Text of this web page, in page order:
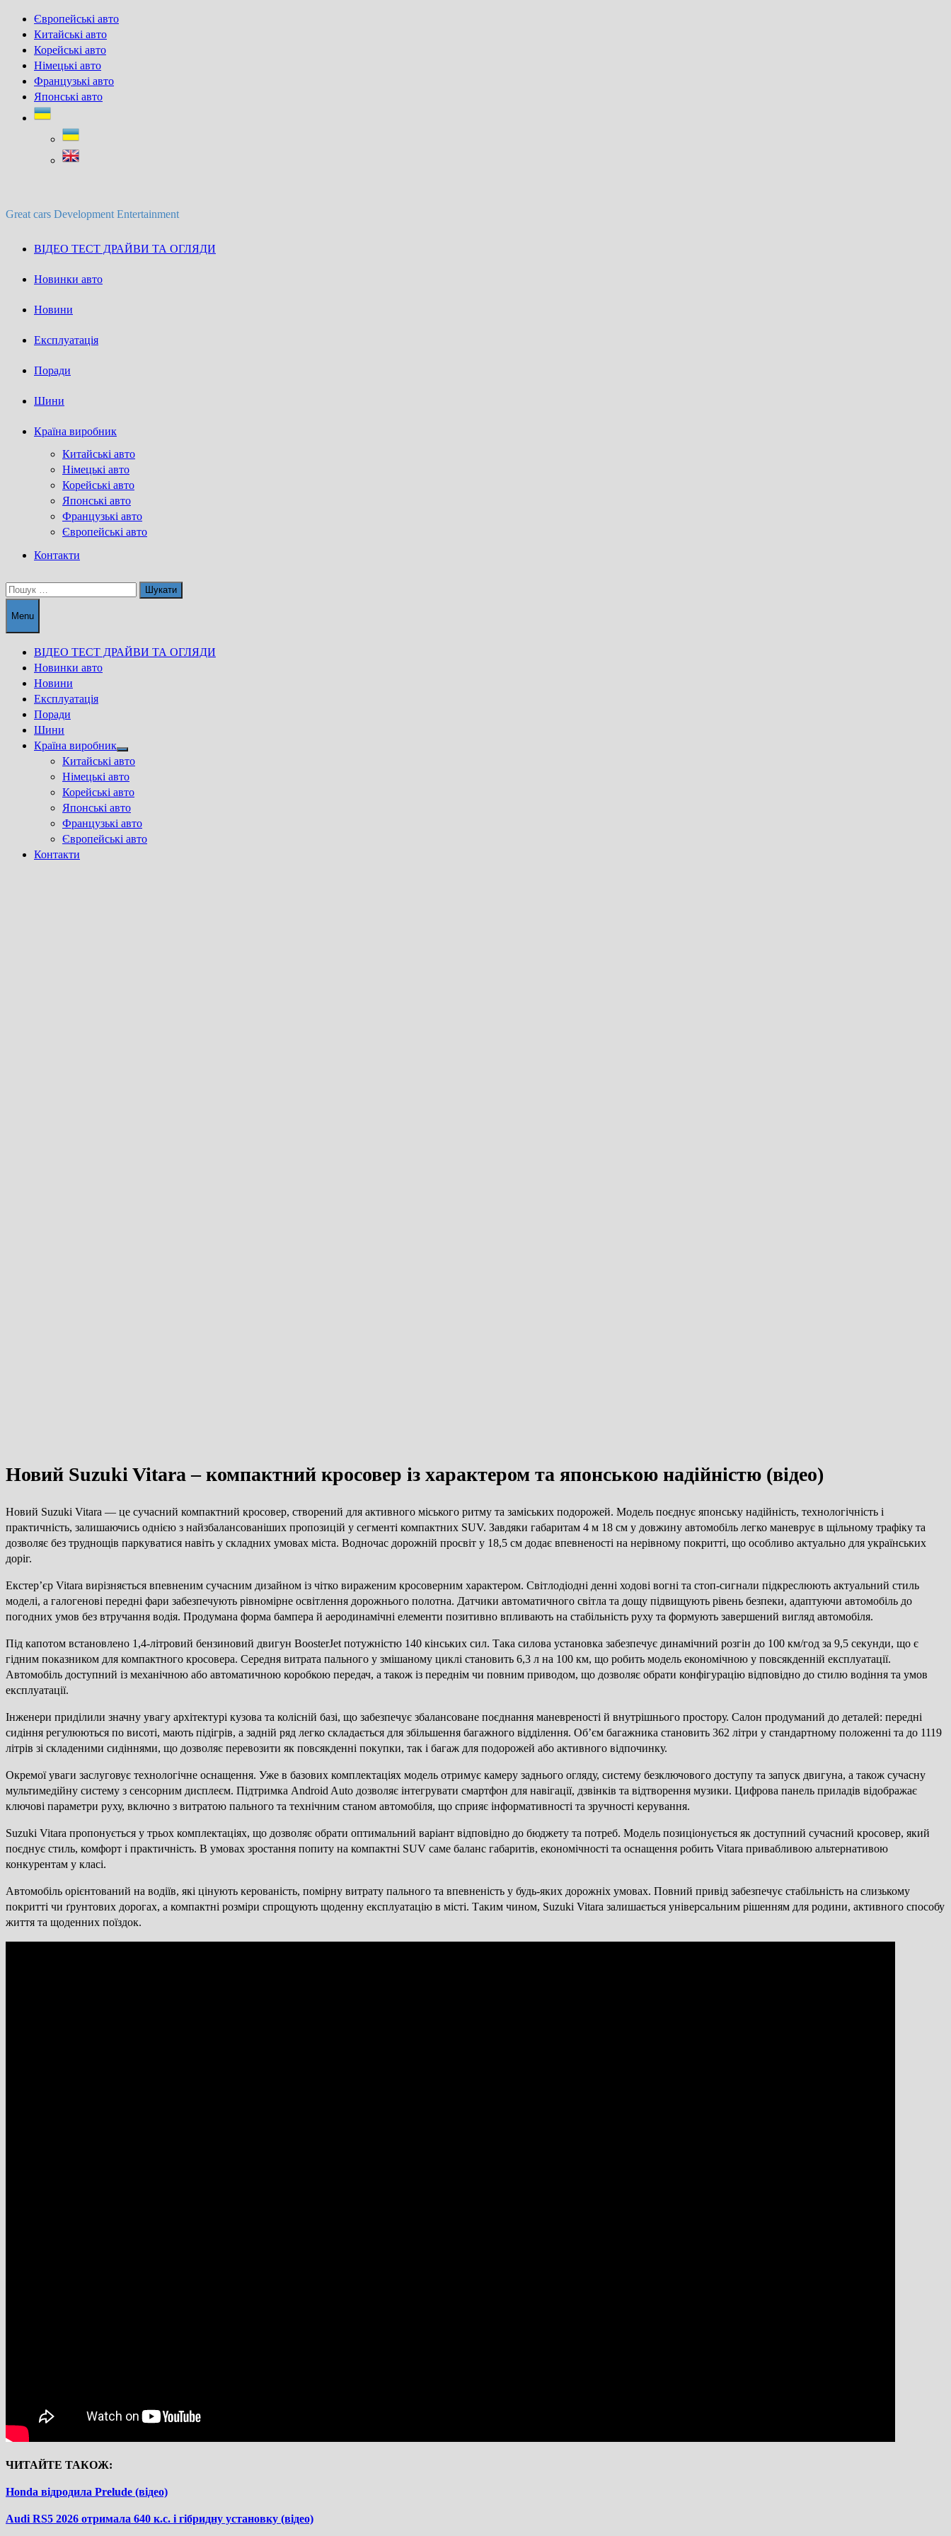
Skip
content
Європейські авто
Китайські авто
Корейські авто
Німецькі авто
Французькі авто
Японські авто
Great cars Development Entertainment
ВІДЕО ТЕСТ ДРАЙВИ ТА ОГЛЯДИ
Новинки авто
Новини
Експлуатація
Поради
Шини
Країна виробник
Китайські авто
Німецькі авто
Корейські авто
Японські авто
Французькі авто
Європейські авто
Контакти
Пошук:
Menu
ВІДЕО ТЕСТ ДРАЙВИ ТА ОГЛЯДИ
Новинки авто
Новини
Експлуатація
Поради
Шини
Країна виробник
Show
sub
menu
Китайські авто
Німецькі авто
Корейські авто
Японські авто
Французькі авто
Європейські авто
Контакти
Новий Suzuki Vitara – компактний кросовер із характером та японською надійністю (відео)
Новий Suzuki Vitara — це сучасний компактний кросовер, створений для активного міського ритму та заміських подорожей. Модель поєднує японську надійність, технологічність і
практичність, залишаючись однією з найзбалансованіших пропозицій у сегменті компактних SUV. Завдяки габаритам 4 м 18 см у довжину автомобіль легко маневрує в щільному трафіку та
дозволяє без труднощів паркуватися навіть у складних умовах міста. Водночас дорожній просвіт у 18,5 см додає впевненості на нерівному покритті, що особливо актуально для українських
доріг.
Екстер’єр Vitara вирізняється впевненим сучасним дизайном із чітко вираженим кросоверним характером. Світлодіодні денні ходові вогні та стоп-сигнали підкреслюють актуальний стиль
моделі, а галогенові передні фари забезпечують рівномірне освітлення дорожнього полотна. Датчики автоматичного світла та дощу підвищують рівень безпеки, адаптуючи автомобіль до
погодних умов без втручання водія. Продумана форма бампера й аеродинамічні елементи позитивно впливають на стабільність руху та формують завершений вигляд автомобіля.
Під капотом встановлено 1,4-літровий бензиновий двигун BoosterJet потужністю 140 кінських сил. Така силова установка забезпечує динамічний розгін до 100 км/год за 9,5 секунди, що є
гідним показником для компактного кросовера. Середня витрата пального у змішаному циклі становить 6,3 л на 100 км, що робить модель економічною у повсякденній експлуатації.
Автомобіль доступний із механічною або автоматичною коробкою передач, а також із переднім чи повним приводом, що дозволяє обрати конфігурацію відповідно до стилю водіння та умов
експлуатації.
Інженери приділили значну увагу архітектурі кузова та колісній базі, що забезпечує збалансоване поєднання маневреності й внутрішнього простору. Салон продуманий до деталей: передні
сидіння регулюються по висоті, мають підігрів, а задній ряд легко складається для збільшення багажного відділення. Об’єм багажника становить 362 літри у стандартному положенні та до 1119
літрів зі складеними сидіннями, що дозволяє перевозити як повсякденні покупки, так і багаж для подорожей або активного відпочинку.
Окремої уваги заслуговує технологічне оснащення. Уже в базових комплектаціях модель отримує камеру заднього огляду, систему безключового доступу та запуск двигуна, а також сучасну
мультимедійну систему з сенсорним дисплеєм. Підтримка Android Auto дозволяє інтегрувати смартфон для навігації, дзвінків та відтворення музики. Цифрова панель приладів відображає
ключові параметри руху, включно з витратою пального та технічним станом автомобіля, що сприяє інформативності та зручності керування.
Suzuki Vitara пропонується у трьох комплектаціях, що дозволяє обрати оптимальний варіант відповідно до бюджету та потреб. Модель позиціонується як доступний сучасний кросовер, який
поєднує стиль, комфорт і практичність. В умовах зростання попиту на компактні SUV саме баланс габаритів, економічності та оснащення робить Vitara привабливою альтернативою
конкурентам у класі.
Автомобіль орієнтований на водіїв, які цінують керованість, помірну витрату пального та впевненість у будь-яких дорожніх умовах. Повний привід забезпечує стабільність на слизькому
покритті чи ґрунтових дорогах, а компактні розміри спрощують щоденну експлуатацію в місті. Таким чином, Suzuki Vitara залишається універсальним рішенням для родини, активного способу
життя та щоденних поїздок.
ЧИТАЙТЕ ТАКОЖ:
Honda відродила Prelude (відео)
Audi RS5 2026 отримала 640 к.с. і гібридну установку (відео)